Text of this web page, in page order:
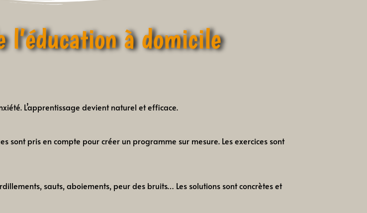
l’éducation à domicile
L’apprentissage devient naturel et efficace.
sont pris en compte pour créer un programme sur mesure. Les exercices sont
sauts, aboiements, peur des bruits… Les solutions sont concrètes et